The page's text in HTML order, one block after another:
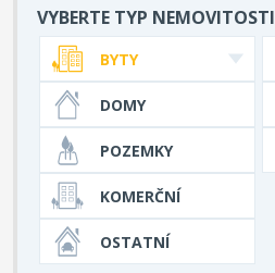
VYBERTE TYP NEMOVITOSTI
BYTY
DOMY
POZEMKY
KOMERČNÍ
OSTATNÍ